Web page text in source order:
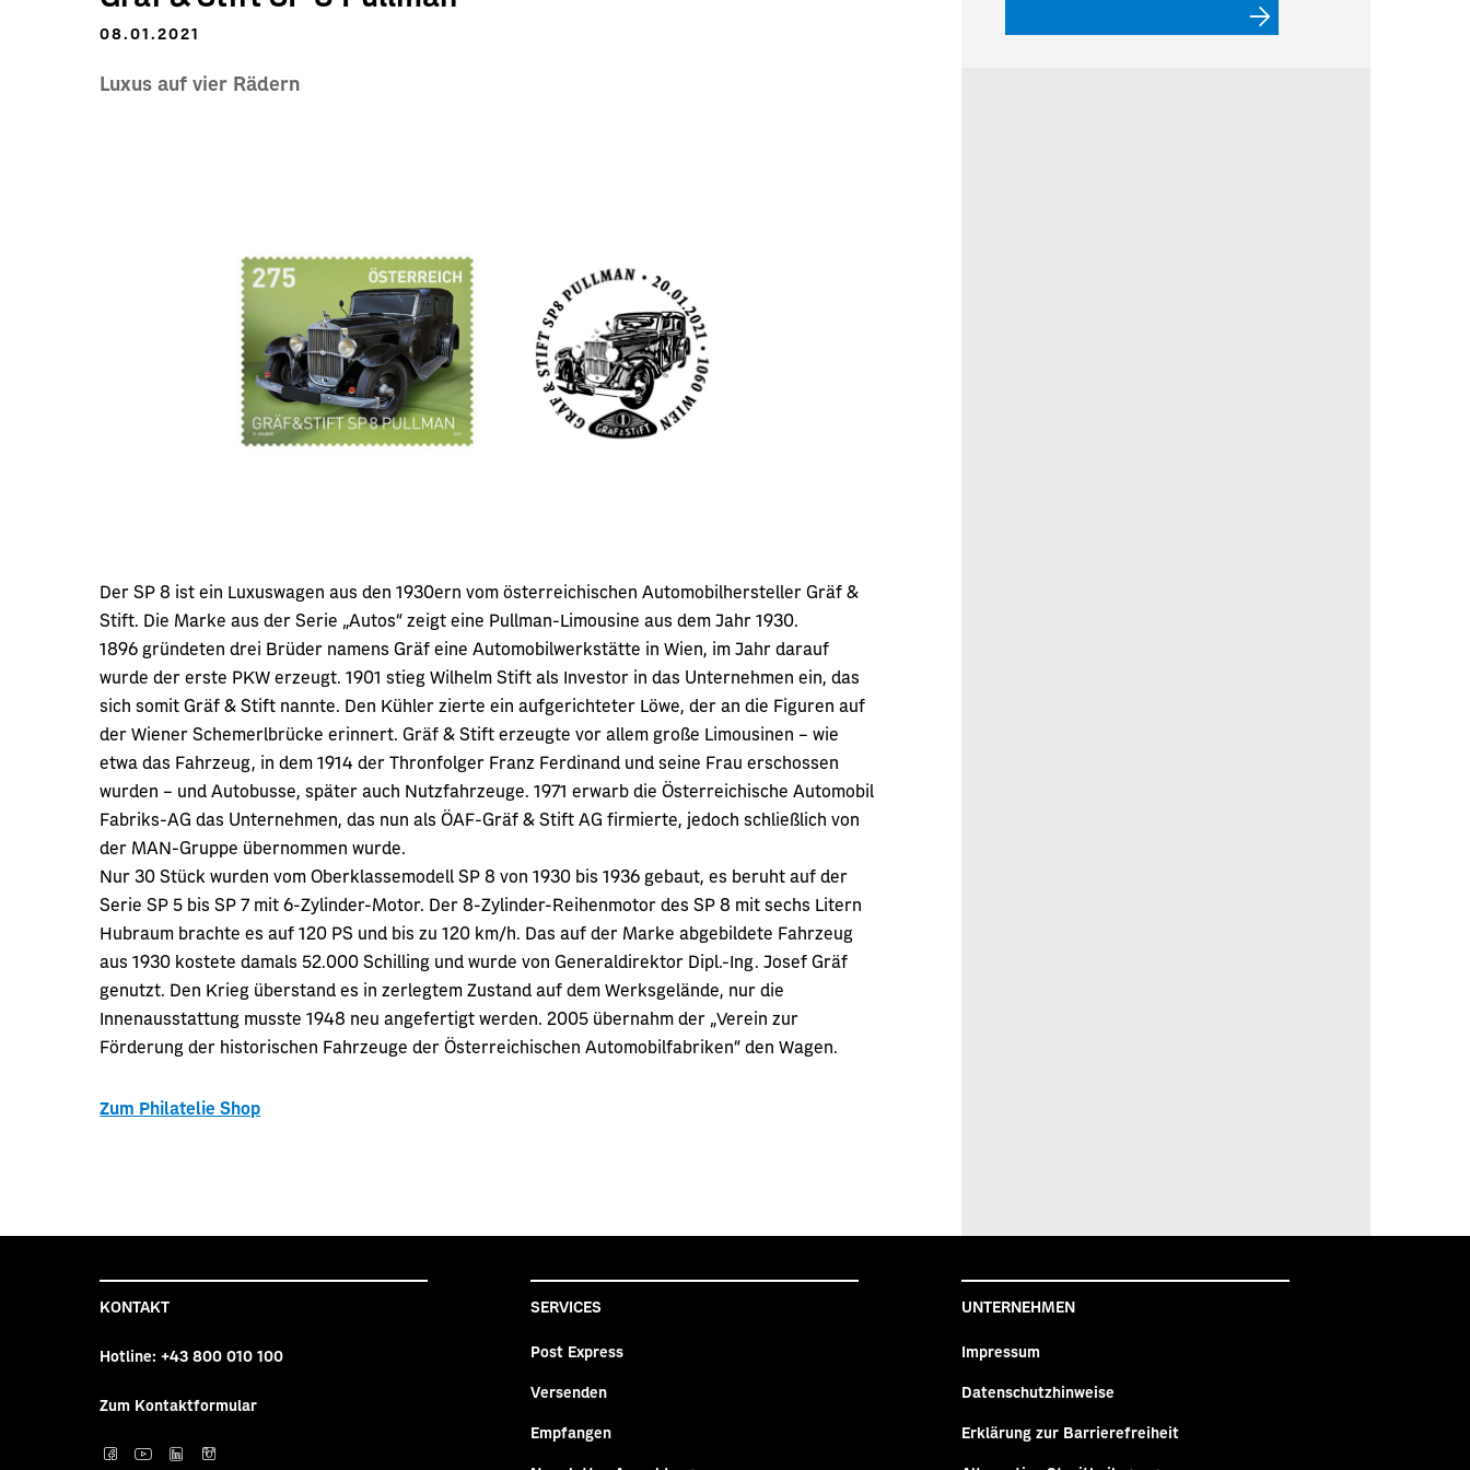
08.01.2021
Luxus auf vier Rädern
Der SP 8 ist ein Luxuswagen aus den 1930ern vom österreichischen Automobilhersteller Gräf &
Stift. Die Marke aus der Serie „Autos“ zeigt eine Pullman-Limousine aus dem Jahr 1930.
1896 gründeten drei Brüder namens Gräf eine Automobilwerkstätte in Wien, im Jahr darauf
wurde der erste PKW erzeugt. 1901 stieg Wilhelm Stift als Investor in das Unternehmen ein, das
sich somit Gräf & Stift nannte. Den Kühler zierte ein aufgerichteter Löwe, der an die Figuren auf
der Wiener Schemerlbrücke erinnert. Gräf & Stift erzeugte vor allem große Limousinen – wie
etwa das Fahrzeug, in dem 1914 der Thronfolger Franz Ferdinand und seine Frau erschossen
wurden – und Autobusse, später auch Nutzfahrzeuge. 1971 erwarb die Österreichische Automobil
Fabriks-AG das Unternehmen, das nun als ÖAF-Gräf & Stift AG firmierte, jedoch schließlich von
der MAN-Gruppe übernommen wurde.
Nur 30 Stück wurden vom Oberklassemodell SP 8 von 1930 bis 1936 gebaut, es beruht auf der
Serie SP 5 bis SP 7 mit 6-Zylinder-Motor. Der 8-Zylinder-Reihenmotor des SP 8 mit sechs Litern
Hubraum brachte es auf 120 PS und bis zu 120 km/h. Das auf der Marke abgebildete Fahrzeug
aus 1930 kostete damals 52.000 Schilling und wurde von Generaldirektor Dipl.-Ing. Josef Gräf
genutzt. Den Krieg überstand es in zerlegtem Zustand auf dem Werksgelände, nur die
Innenausstattung musste 1948 neu angefertigt werden. 2005 übernahm der „Verein zur
Förderung der historischen Fahrzeuge der Österreichischen Automobilfabriken“ den Wagen.
Zum Philatelie Shop
KONTAKT
Hotline: +43 800 010 100
Zum Kontaktformular
Post auf facebook
Post auf YouTube
Post auf LinkedIn
Post auf Instagram
SERVICES
Post Express
Versenden
Empfangen
UNTERNEHMEN
Impressum
Datenschutzhinweise
Erklärung zur Barrierefreiheit